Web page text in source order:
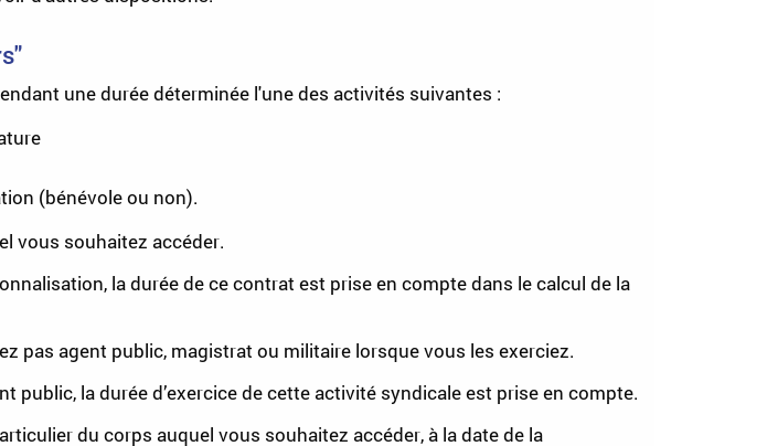
une durée déterminée l'une des activités suivantes :
(bénévole ou non).
vous souhaitez accéder.
la durée de ce contrat est prise en compte dans le calcul de la
pas agent public, magistrat ou militaire lorsque vous les exerciez.
la durée d’exercice de cette activité syndicale est prise en compte.
du corps auquel vous souhaitez accéder, à la date de la